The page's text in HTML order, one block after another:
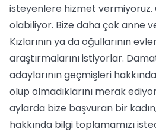
isteyenlere hizmet vermiyoruz.
olabiliyor. Bize daha çok anne
Kızlarının ya da oğullarının
araştırmalarını istiyorlar.
adaylarının geçmişleri
olup olmadıklarını merak
aylarda bize başvuran bir
hakkında bilgi toplamamızı